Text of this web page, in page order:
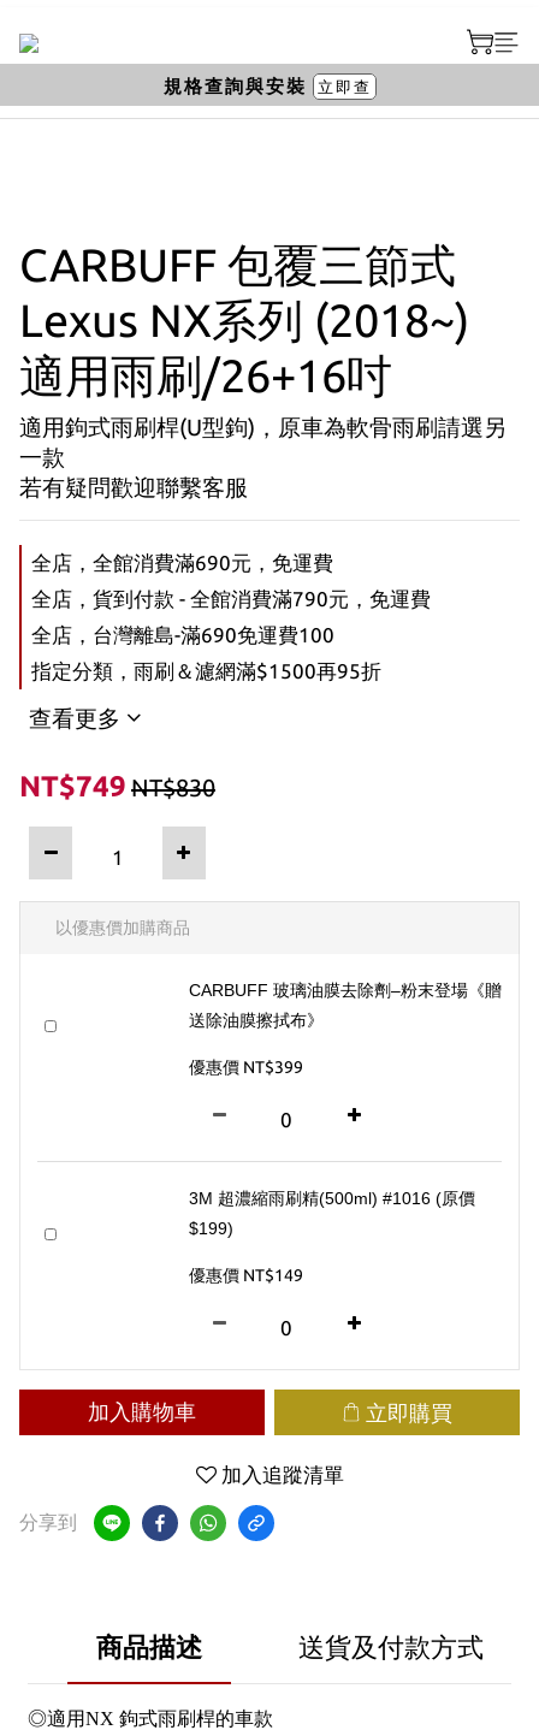
CARBUFF 包覆三節式
Lexus NX系列 (2018~)
適用雨刷/26+16吋
適用鉤式雨刷桿(U型鉤)，原車為軟骨雨刷請選另
一款
若有疑問歡迎聯繫客服
全店，全館消費滿690元，免運費
全店，貨到付款 - 全館消費滿790元，免運費
全店，台灣離島-滿690免運費100
指定分類，雨刷＆濾網滿$1500再95折
查看更多
NT$749 NT$830
以優惠價加購商品
CARBUFF 玻璃油膜去除劑–粉末登場《贈
送除油膜擦拭布》
優惠價 NT$399
3M 超濃縮雨刷精(500ml) #1016 (原價
$199)
優惠價 NT$149
加入購物車 立即購買
加入追蹤清單
分享到
商品描述 送貨及付款方式
◎適用NX 鉤式雨刷桿的車款
規格查詢與安裝 立即查